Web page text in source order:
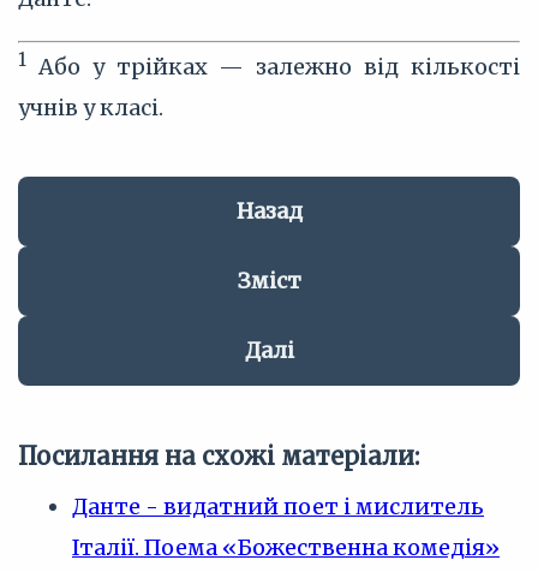
1 Або у трійках — залежно від кількості
учнів у класі.
Назад
Зміст
Далі
Посилання на схожі матеріали:
Данте - видатний поет і мислитель
Італії. Поема «Божественна комедія»